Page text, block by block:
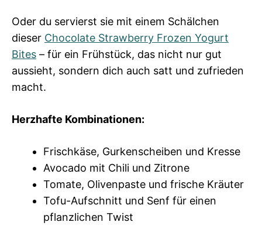
Oder du servierst sie mit einem Schälchen
dieser Chocolate Strawberry Frozen Yogurt
Bites – für ein Frühstück, das nicht nur gut
aussieht, sondern dich auch satt und zufrieden
macht.
Herzhafte Kombinationen:
Frischkäse, Gurkenscheiben und Kresse
Avocado mit Chili und Zitrone
Tomate, Olivenpaste und frische Kräuter
Tofu-Aufschnitt und Senf für einen
pflanzlichen Twist